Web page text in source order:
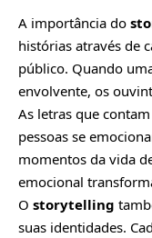
A importância do
histórias através de
público. Quando
envolvente, os
As letras que
pessoas se
momentos da vida
emocional
O storytelling
suas identidades.